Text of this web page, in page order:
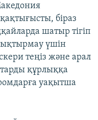
біраз
шатыр тігіп
үшін
теңіз және арал
құрлыққа
уақытша